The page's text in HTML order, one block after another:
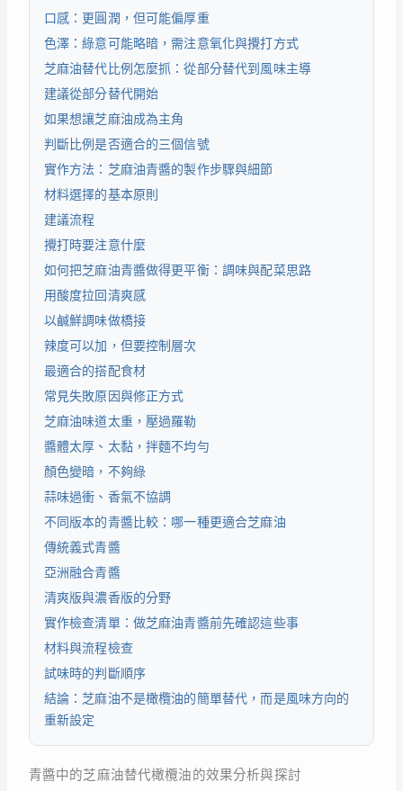
口感：更圓潤，但可能偏厚重
色澤：綠意可能略暗，需注意氧化與攪打方式
芝麻油替代比例怎麼抓：從部分替代到風味主導
建議從部分替代開始
如果想讓芝麻油成為主角
判斷比例是否適合的三個信號
實作方法：芝麻油青醬的製作步驟與細節
材料選擇的基本原則
建議流程
攪打時要注意什麼
如何把芝麻油青醬做得更平衡：調味與配菜思路
用酸度拉回清爽感
以鹹鮮調味做橋接
辣度可以加，但要控制層次
最適合的搭配食材
常見失敗原因與修正方式
芝麻油味道太重，壓過羅勒
醬體太厚、太黏，拌麵不均勻
顏色變暗，不夠綠
蒜味過衝、香氣不協調
不同版本的青醬比較：哪一種更適合芝麻油
傳統義式青醬
亞洲融合青醬
清爽版與濃香版的分野
實作檢查清單：做芝麻油青醬前先確認這些事
材料與流程檢查
試味時的判斷順序
結論：芝麻油不是橄欖油的簡單替代，而是風味方向的
重新設定
青醬中的芝麻油替代橄欖油的效果分析與探討